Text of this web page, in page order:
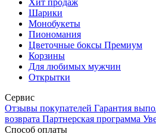
Хит продаж
Шарики
Монобукеты
Пиономания
Цветочные боксы Премиум
Корзины
Для любимых мужчин
Открытки
Сервис
Отзывы покупателей Гарантия
возврата Партнерская программа
Способ оплаты